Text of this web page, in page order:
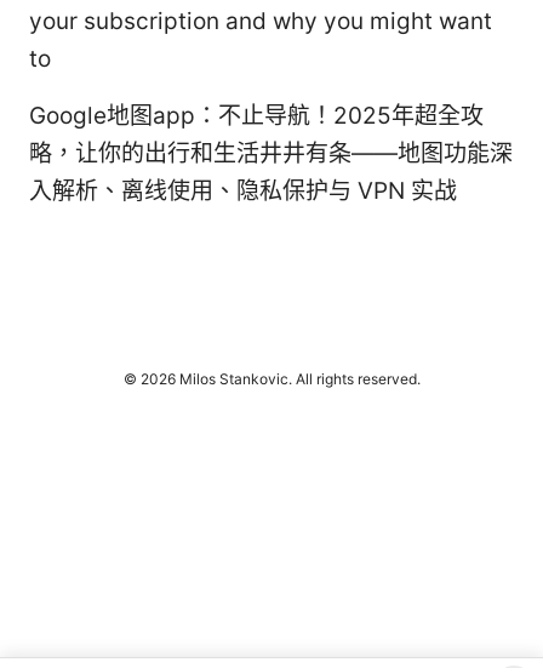
your subscription and why you might want
to
Google地图app：不止导航！2025年超全攻
略，让你的出行和生活井井有条——地图功能深
入解析、离线使用、隐私保护与 VPN 实战
© 2026 Milos Stankovic. All rights reserved.